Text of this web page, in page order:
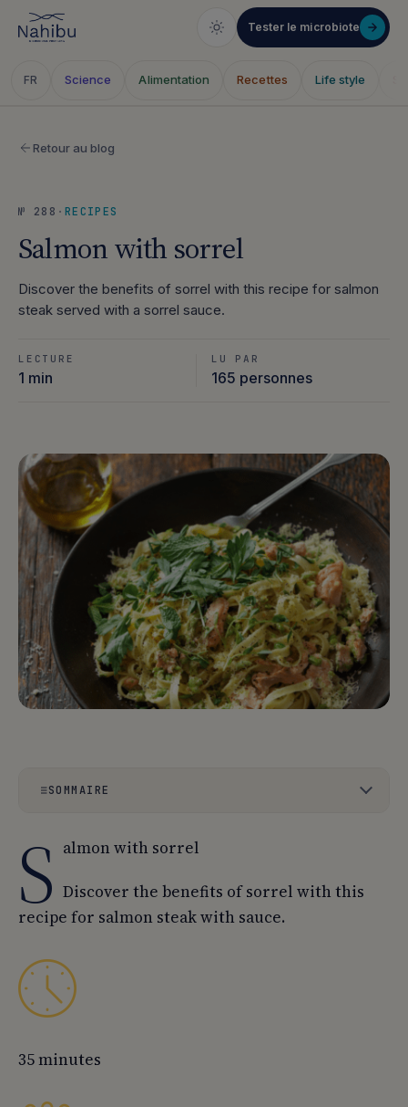
Tester le microbiote
FR Science Alimentation Recettes Life style
Retour au blog
№ 288 · RECIPES
Salmon with sorrel
Discover the benefits of sorrel with this recipe for salmon
steak served with a sorrel sauce.
LECTURE
1 min
LU PAR
165 personnes
SOMMAIRE
calendar.
S almon with sorrel
Discover the benefits of sorrel with this
recipe for salmon steak with sauce.
35 minutes